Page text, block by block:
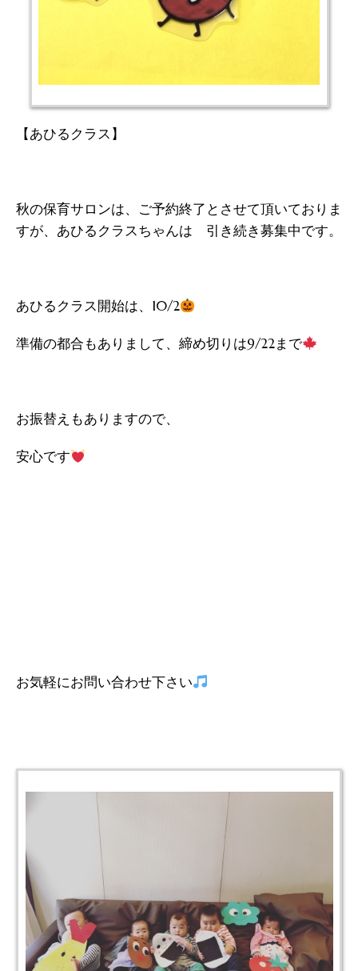
【あひるクラス】
秋の保育サロンは、ご予約終了とさせて頂いておりま
すが、あひるクラスちゃんは 引き続き募集中です。
あひるクラス開始は、10/2
準備の都合もありまして、締め切りは9/22まで
お振替えもありますので、
安心です
お気軽にお問い合わせ下さい